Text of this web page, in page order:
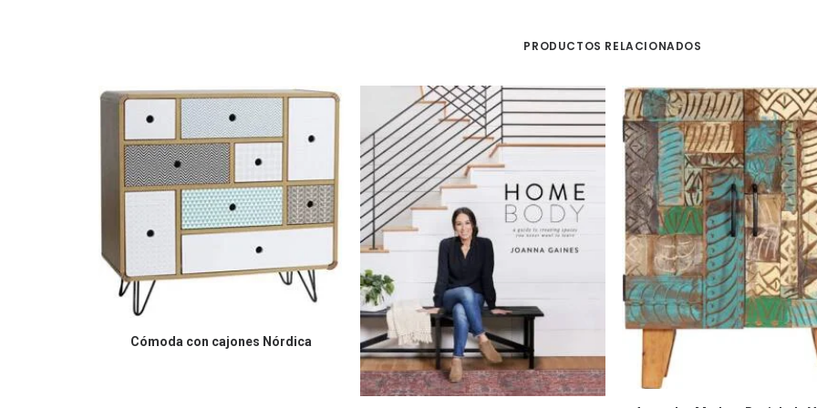
PRODUCTOS RELACIONADOS
COMPRAR EN AMAZON
Cómoda con cajones Nórdica